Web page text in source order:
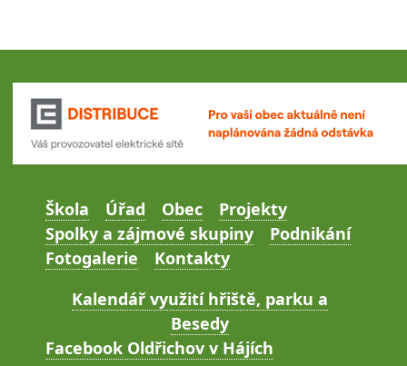
Škola Úřad Obec
Projekty
Spolky a zájmové skupiny
Podnikání
Fotogalerie
Kontakty
Kalendář využití hřiště, parku a
Besedy
Facebook Oldřichov v Hájích